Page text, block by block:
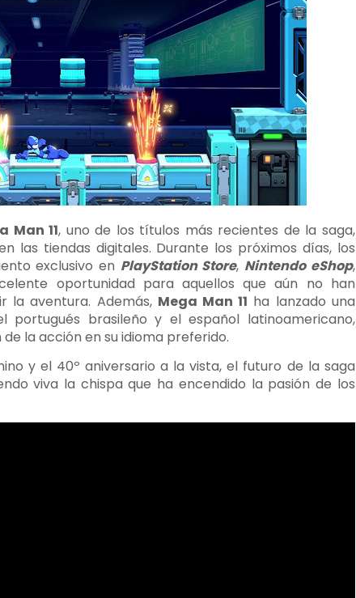
Man 11, uno de los títulos más recientes de la saga,
las tiendas digitales. Durante los próximos días, los
exclusivo en PlayStation Store, Nintendo eShop,
oportunidad para aquellos que aún no han
la aventura. Además, Mega Man 11 ha lanzado una
portugués brasileño y el español latinoamericano,
la acción en su idioma preferido.
y el 40º aniversario a la vista, el futuro de la saga
viva la chispa que ha encendido la pasión de los